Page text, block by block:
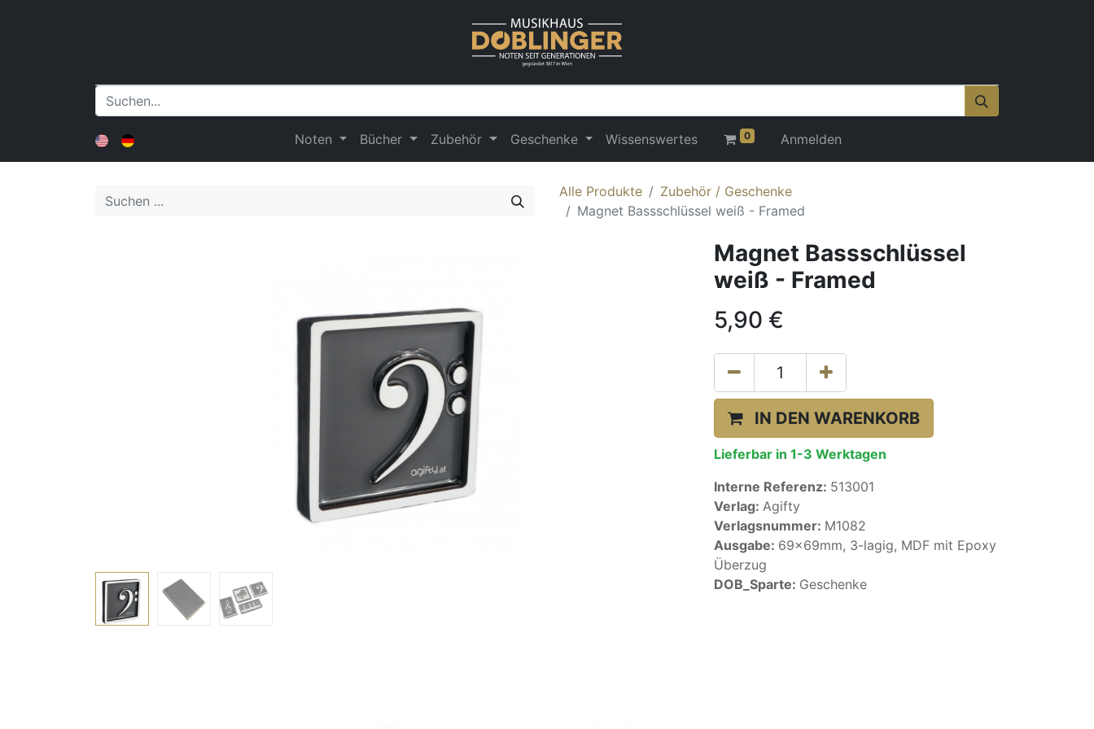
Noten Bücher Zubehör Geschenke Wissenswertes 0 Anmelden
Alle Produkte
Zubehör / Geschenke
Magnet Bassschlüssel weiß - Framed
Magnet Bassschlüssel
weiß - Framed
5,90 €
IN DEN WARENKORB
Lieferbar in 1-3 Werktagen
Interne Referenz: 513001
Verlag: Agifty
Verlagsnummer: M1082
Ausgabe: 69x69mm, 3-lagig, MDF mit Epoxy
Überzug
DOB_Sparte: Geschenke